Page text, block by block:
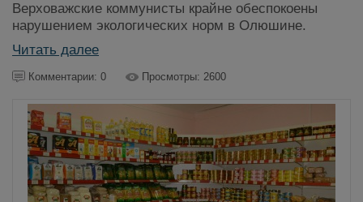
Верховажские коммунисты крайне обеспокоены
нарушением экологических норм в Олюшине.
Читать далее
Комментарии: 0 Просмотры: 2600